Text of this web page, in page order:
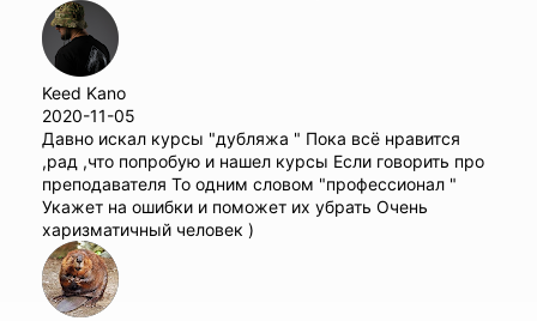
Keed Kano
2020-11-05
Давно искал курсы "дубляжа " Пока всё нравится
,рад ,что попробую и нашел курсы Если говорить про
преподавателя То одним словом "профессионал "
Укажет на ошибки и поможет их убрать Очень
харизматичный человек )